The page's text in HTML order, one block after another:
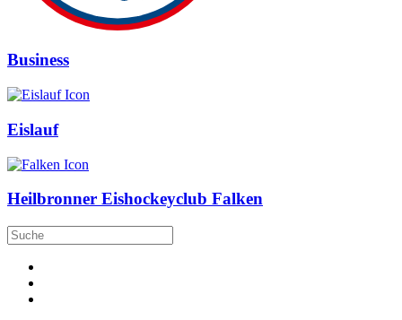
Business
Eislauf
Heilbronner Eishockeyclub Falken